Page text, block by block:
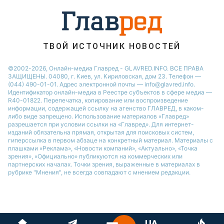
ТВОЙ ИСТОЧНИК НОВОСТЕЙ
©2002-2026, Онлайн-медиа Главред - GLAVRED.INFO. ВСЕ ПРАВА
ЗАЩИЩЕНЫ. 04080, г. Киев, ул. Кириловская, дом 23. Телефон —
(044) 490-01-01. Адрес электронной почты — info@glavred.info.
Идентификатор онлайн-медиа в Реестре cубъектов в сфере медиа —
R40-01822. Перепечатка, копирование или воспроизведение
информации, содержащей ссылку на агенство ГЛАВРЕД, в каком-
либо виде запрещено. Использование материалов «Главред»
разрешается при условии ссылки на «Главред». Для интернет-
изданий обязательна прямая, открытая для поисковых систем,
гиперссылка в первом абзаце на конкретный материал. Материалы с
плашками «Реклама», «Новости компаний», «Актуально», «Точка
зрения», «Официально» публикуются на коммерческих или
партнерских началах. Точки зрения, выраженные в материалах в
рубрике "Мнения", не всегда совпадают с мнением редакции.